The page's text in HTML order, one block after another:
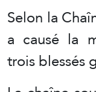
Selon la
a causé la
trois blessés